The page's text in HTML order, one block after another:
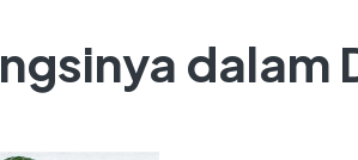
dalam